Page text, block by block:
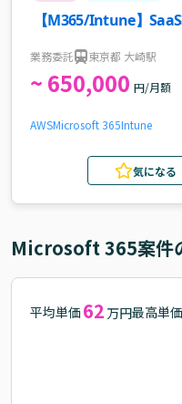
【M365/Intune】
業務委託 東京都 大崎駅
~ 650,000 円/月額
AWSMicrosoft 365Intune
気になる
Microsoft 365案件
平均単価 62 万円最高単価